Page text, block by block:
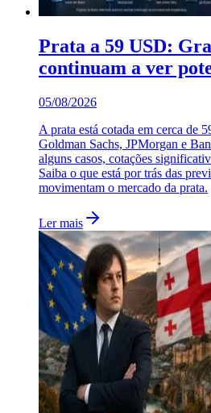
Prata a 59 USD:
continuam a ver
05/08/2026
A prata está cotada em cerca de
Goldman Sachs, JPMorgan e
alguns casos, cotações
Saiba o que está por trás das
movimentam o mercado da prata.
Ler mais